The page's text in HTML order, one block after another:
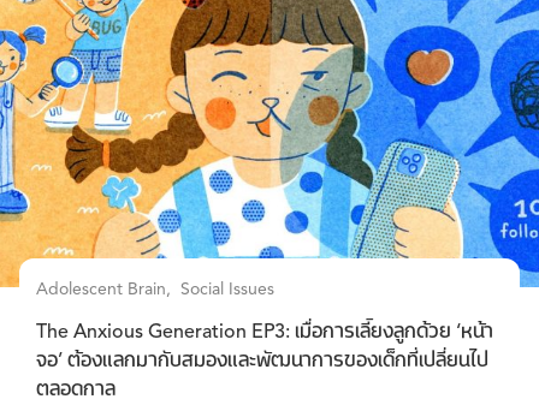
Adolescent Brain Social Issues
The Anxious Generation EP3: เมื่อการเลี้ยงลูกด้วย ‘หน้า
จอ’ ต้องแลกมากับสมองและพัฒนาการของเด็กที่เปลี่ยนไป
ตลอดกาล